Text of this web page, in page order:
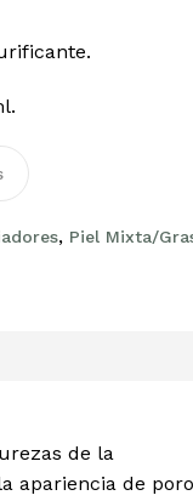
, Piel Mixta/
de la
apariencia de